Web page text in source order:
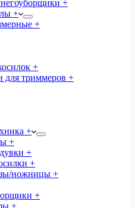
+
+
+
+
триммеров +
+
+
+
+
ножницы +
+
+